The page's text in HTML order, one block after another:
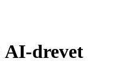
AI-drevet